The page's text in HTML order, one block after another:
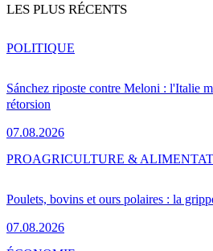
LES PLUS RÉCENTS
Sánchez riposte contre Meloni : l'Italie
rétorsion
07.08.2026
POLITIQUE
Poulets, bovins et ours polaires : la
07.08.2026
PROAGRICULTURE &